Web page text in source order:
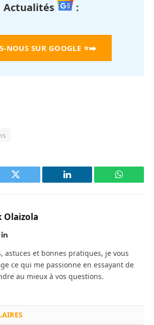
Actualités
:
NOUS SUR GOOGLE ⭐➡️
Twitter LinkedIn
Olaizola
LinkedIn
astuces et bonnes pratiques, je vous
ce qui me passionne en essayant de
au mieux à vos questions.